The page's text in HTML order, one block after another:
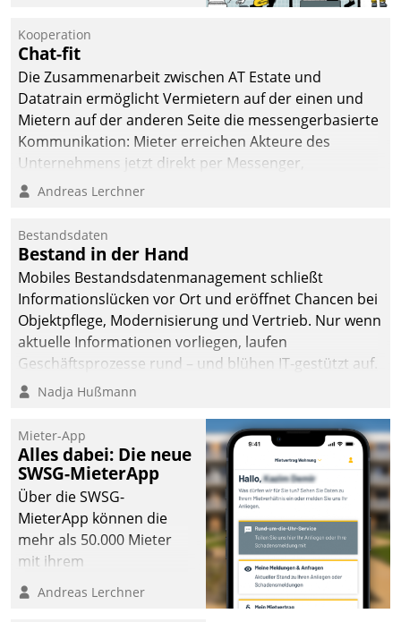
Jahresbeginn eine
Überblick, Einsicht und
Eingriff bietende Lösung.
Zur Entwicklung setzte
man auf
Cloudtechnologie,
bewährte und Startup-
agile Projektmethoden.
Kooperation
Chat-fit
Die Zusammenarbeit zwischen AT Estate und
Datatrain ermöglicht Vermietern auf der einen und
Mietern auf der anderen Seite die messengerbasierte
Kommunikation: Mieter erreichen Akteure des
Unternehmens jetzt direkt per Messenger,
Mitarbeiter oder Dienstleister empfangen oder
Andreas Lerchner
Bestandsdaten
Bestand in der Hand
Mobiles Bestandsdatenmanagement schließt
Informationslücken vor Ort und eröffnet Chancen bei
Objektpflege, Modernisierung und Vertrieb. Nur wenn
aktuelle Informationen vorliegen, laufen
Geschäftsprozesse rund – und blühen IT-gestützt auf.
Nadja Hußmann
Mieter-App
Alles dabei: Die neue
SWSG-MieterApp
Über die SWSG-
MieterApp können die
mehr als 50.000 Mieter
mit ihrem
Wohnungsunternehmen
kommunizieren, auf dem
Andreas Lerchner